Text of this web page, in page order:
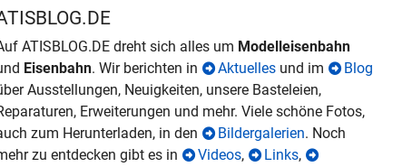
ATISBLOG.DE dreht sich alles um Modelleisenbahn
Eisenbahn. Wir berichten in Aktuelles und im
Blog
Ausstellungen, Neuigkeiten, unsere Basteleien,
Erweiterungen und mehr. Viele schöne Fotos,
zum Herunterladen, in den
Bildergalerien. Noch
zu entdecken gibt es in
Videos, Links,